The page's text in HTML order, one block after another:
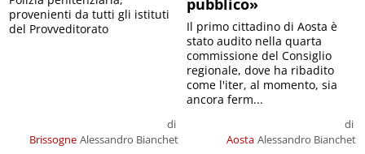
Brissogne
di
Alessandro Bianchet
provenienti da tutti gli istituti
del Provveditorato
Aosta
di
Alessandro Bianchet
Il primo cittadino di Aosta è
stato audito nella quarta
commissione del Consiglio
regionale, dove ha ribadito
come l'iter, al momento, sia
ancora ferm...